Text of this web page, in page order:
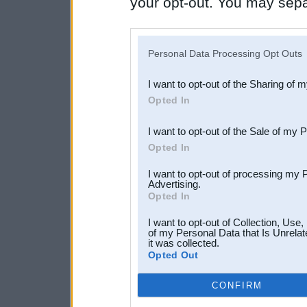
Downstream Participants
third parties.
Personal Data Processing Opt Outs
I want to opt-out of the Sharing of
Opted In
I want to opt-out of the Sale of my
Opted In
I want to opt-out of processing my
Advertising.
Opted In
I want to opt-out of Collection,
of my Personal Data that Is
it was collected.
Opted Out
CONFIRM